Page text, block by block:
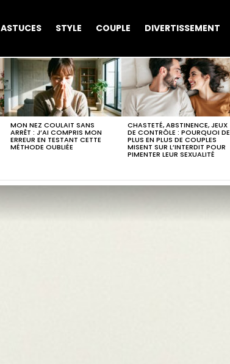
ASTUCES STYLE COUPLE DIVERTISSEMENT
MON NEZ COULAIT SANS
ARRÊT : J’AI COMPRIS MON
ERREUR EN TESTANT CETTE
MÉTHODE OUBLIÉE
CHASTETÉ, ABSTINENCE, JEUX
DE CONTRÔLE : POURQUOI DE
PLUS EN PLUS DE COUPLES
MISENT SUR L’INTERDIT POUR
PIMENTER LEUR SEXUALITÉ